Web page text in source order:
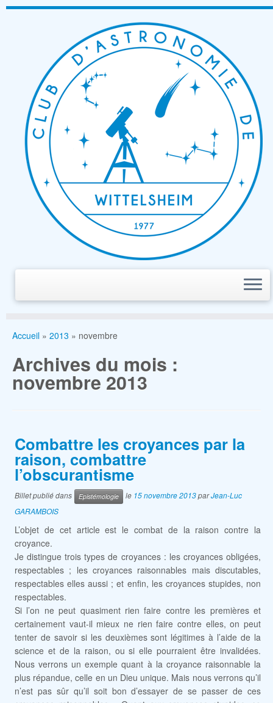
Passer
Accueil » 2013 » novembre
Archives du mois :
novembre 2013
Combattre les croyances par la
raison, combattre
l’obscurantisme
Billet publié dans Epistémologie le 15 novembre 2013parJean-Luc
GARAMBOIS
L’objet de cet article est le combat de la raison contre la
croyance.
Je distingue trois types de croyances : les croyances obligées,
respectables ; les croyances raisonnables mais discutables,
respectables elles aussi ; et enfin, les croyances stupides, non
respectables.
Si l’on ne peut quasiment rien faire contre les premières et
certainement vaut-il mieux ne rien faire contre elles, on peut
tenter de savoir si les deuxièmes sont légitimes à l’aide de la
science et de la raison, ou si elle pourraient être invalidées.
Nous verrons un exemple quant à la croyance raisonnable la
plus répandue, celle en un Dieu unique. Mais nous verrons qu’il
n’est pas sûr qu’il soit bon d’essayer de se passer de ces